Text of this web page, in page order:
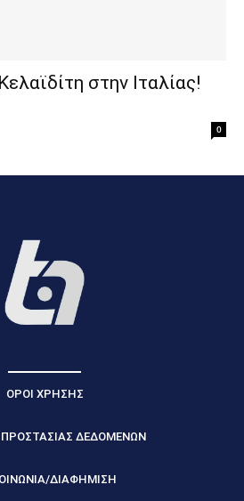
στην Ιταλίας!
0
ΟΡΟΙ ΧΡΗΣΗΣ
ΠΡΟΣΤΑΣΙΑΣ ΔΕΔΟΜΕΝΩΝ
ΔΙΑΦΗΜΙΣΗ